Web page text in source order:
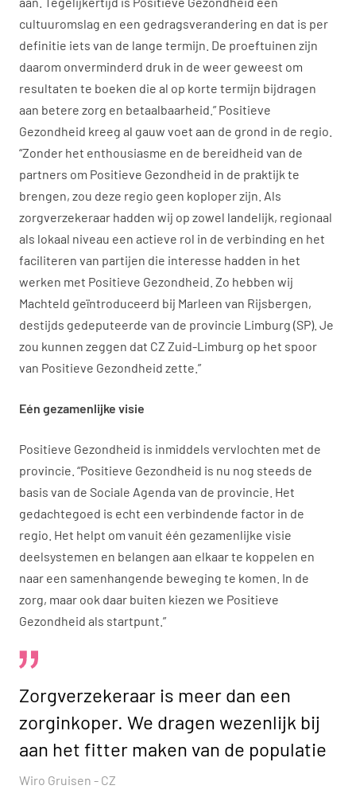
cultuuromslag en een gedragsverandering en dat is per
definitie iets van de lange termijn. De proeftuinen zijn
daarom onverminderd druk in de weer geweest om
resultaten te boeken die al op korte termijn bijdragen
aan betere zorg en betaalbaarheid.” Positieve
Gezondheid kreeg al gauw voet aan de grond in de regio.
“Zonder het enthousiasme en de bereidheid van de
partners om Positieve Gezondheid in de praktijk te
brengen, zou deze regio geen koploper zijn. Als
zorgverzekeraar hadden wij op zowel landelijk, regionaal
als lokaal niveau een actieve rol in de verbinding en het
faciliteren van partijen die interesse hadden in het
werken met Positieve Gezondheid. Zo hebben wij
Machteld geïntroduceerd bij Marleen van Rijsbergen,
destijds gedeputeerde van de provincie Limburg (SP). Je
zou kunnen zeggen dat CZ Zuid-Limburg op het spoor
van Positieve Gezondheid zette.”
Eén gezamenlijke visie
Positieve Gezondheid is inmiddels vervlochten met de
provincie. “Positieve Gezondheid is nu nog steeds de
basis van de Sociale Agenda van de provincie. Het
gedachtegoed is echt een verbindende factor in de
regio. Het helpt om vanuit één gezamenlijke visie
deelsystemen en belangen aan elkaar te koppelen en
naar een samenhangende beweging te komen. In de
zorg, maar ook daar buiten kiezen we Positieve
Gezondheid als startpunt.”
Zorgverzekeraar is meer dan een
zorginkoper. We dragen wezenlijk bij
aan het fitter maken van de populatie
Wiro Gruisen - CZ